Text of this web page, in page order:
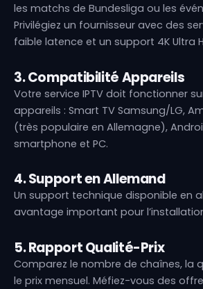
les matchs de Bundesliga ou les
Privilégiez un fournisseur avec des
faible latence et un support 4K Ultra
3. Compatibilité Appareils
Votre service IPTV doit fonctionner
appareils : Smart TV Samsung/LG,
(très populaire en Allemagne),
smartphone et PC.
4. Support en Allemand
Un support technique disponible en
avantage important pour
5. Rapport Qualité-Prix
Comparez le nombre de chaînes, la
le prix mensuel. Méfiez-vous des